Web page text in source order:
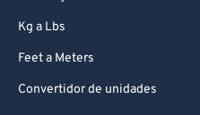
Kg a Lbs
Feet a Meters
Convertidor de unidades